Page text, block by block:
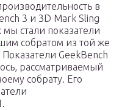
в
3 и 3D Mark Sling
мы стали показатели
собратом из той же
GeekBench
рассматриваемый
собрату. Его